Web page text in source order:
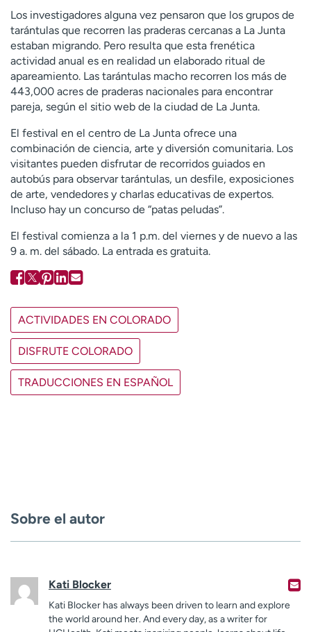
Los investigadores alguna vez pensaron que los grupos de
tarántulas que recorren las praderas cercanas a La Junta
estaban migrando. Pero resulta que esta frenética
actividad anual es en realidad un elaborado ritual de
apareamiento. Las tarántulas macho recorren los más de
443,000 acres de praderas nacionales para encontrar
pareja, según el sitio web de la ciudad de La Junta.
El festival en el centro de La Junta ofrece una
combinación de ciencia, arte y diversión comunitaria. Los
visitantes pueden disfrutar de recorridos guiados en
autobús para observar tarántulas, un desfile, exposiciones
de arte, vendedores y charlas educativas de expertos.
Incluso hay un concurso de “patas peludas”.
El festival comienza a la 1 p.m. del viernes y de nuevo a las
9 a. m. del sábado. La entrada es gratuita.
ACTIVIDADES EN COLORADO
DISFRUTE COLORADO
TRADUCCIONES EN ESPAÑOL
Sobre el autor
Kati Blocker
Kati Blocker has always been driven to learn and explore
the world around her. And every day, as a writer for